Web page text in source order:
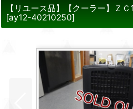
【リユース品】【クーラー】Ｚ
[ay12-40210250]